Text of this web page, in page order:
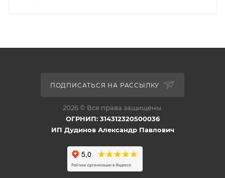
ПОДПИСАТЬСЯ НА РАССЫЛКУ
2026 © Все права защищены.
ОГРНИП: 314312320500036
ИП Дудинов Александр Павлович